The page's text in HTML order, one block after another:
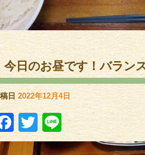
今日のお昼です！バラン
日 2022年12月4日
Facebook
Twitter
Line